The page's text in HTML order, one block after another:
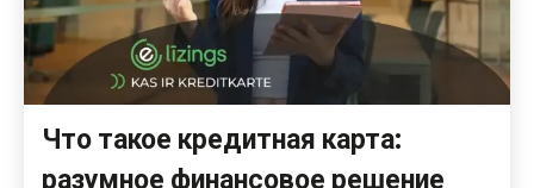
Что такое кредитная карта:
разумное финансовое решение